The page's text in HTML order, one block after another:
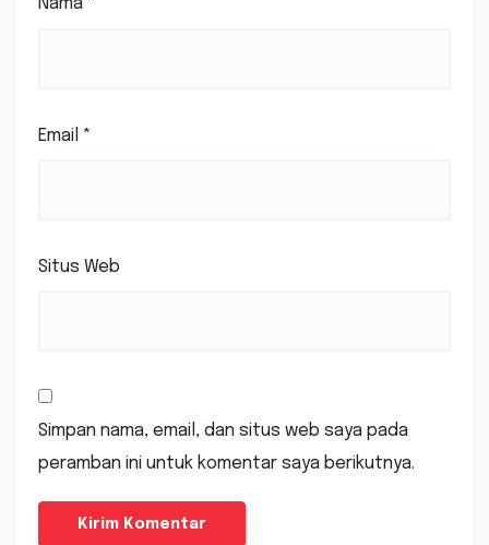
Nama *
Email *
Situs Web
Simpan nama, email, dan situs web saya pada
peramban ini untuk komentar saya berikutnya.